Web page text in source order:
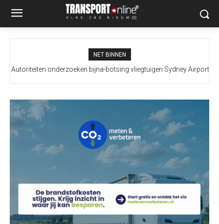
NET BINNEN
Autoriteiten onderzoeken bijna-botsing vliegtuigen Sydney Airport